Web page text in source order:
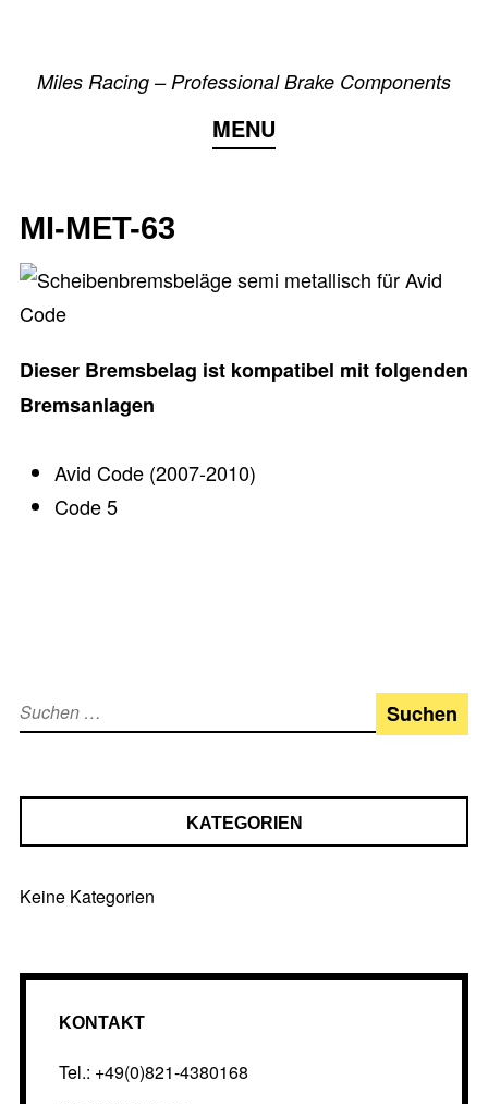
contentMiles Racing – Professional Brake Components
MENU
MI-MET-63
Dieser Bremsbelag ist kompatibel mit folgenden
Bremsanlagen
Avid Code (2007-2010)
Code 5
Suchen
nach:
KATEGORIEN
Keine Kategorien
KONTAKT
Tel.: +49(0)821-4380168